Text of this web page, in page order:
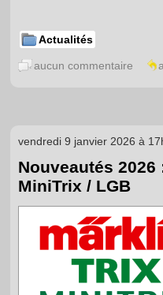
Actualités
aucun commentaire
vendredi 9 janvier 2026 à
Nouveautés
MiniTrix / LGB